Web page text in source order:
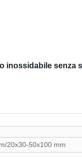
inossidabile
20x30-50x100 mm